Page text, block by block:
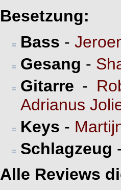
Besetzung:
Bass -
Gesang -
Gitarre -
Adrianus
Keys -
Schlagzeug
Alle Reviews